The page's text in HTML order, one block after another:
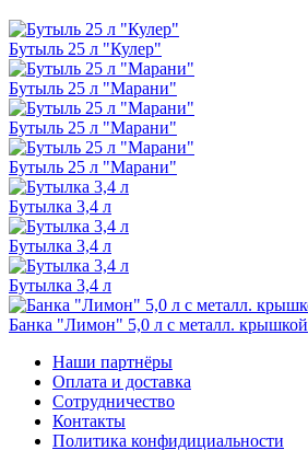
Бутыль 25 л "Кулер"
Бутыль 25 л "Марани"
Бутыль 25 л "Марани"
Бутыль 25 л "Марани"
Бутылка 3,4 л
Бутылка 3,4 л
Бутылка 3,4 л
Банка "Лимон" 5,0 л с металл. крышкой
Наши партнёры
Оплата и доставка
Сотрудничество
Контакты
Политика конфидициальности